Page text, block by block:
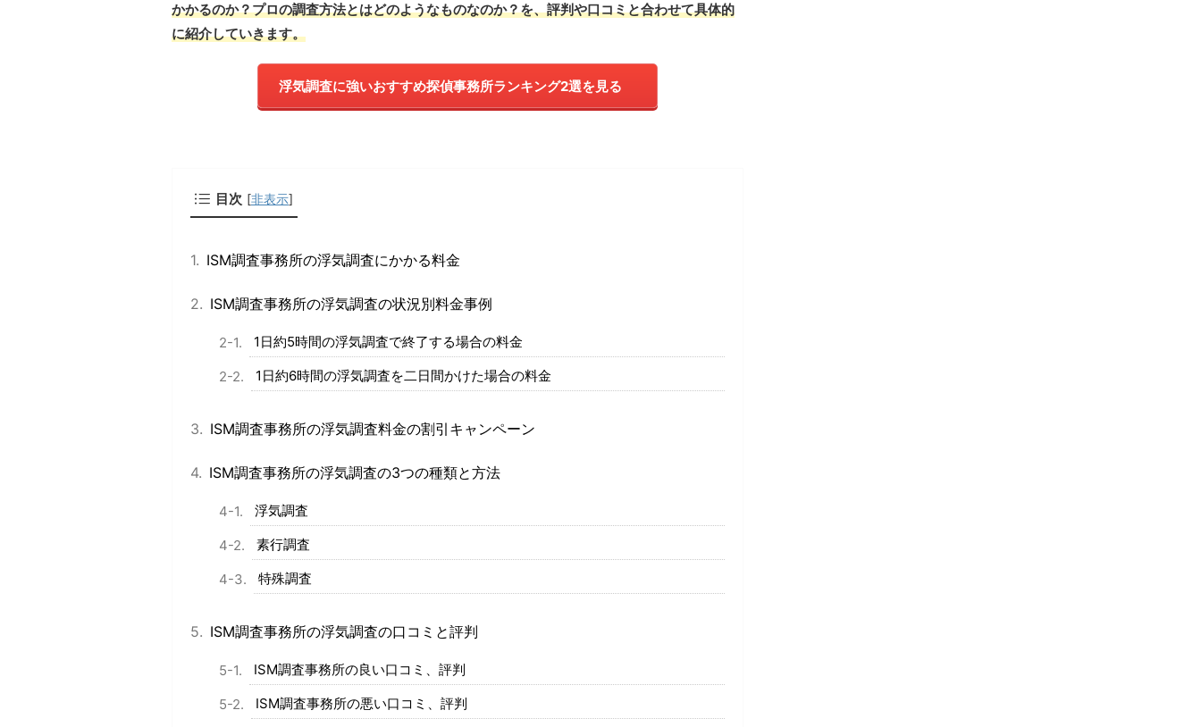
かかるのか？プロの調査方法とはどのようなものなのか？を、評判や口コミと合わせて具体的
に紹介していきます。
浮気調査に強いおすすめ探偵事務所ランキング2選を見る
目次 [非表示]
ISM調査事務所の浮気調査にかかる料金
ISM調査事務所の浮気調査の状況別料金事例
1日約5時間の浮気調査で終了する場合の料金
1日約6時間の浮気調査を二日間かけた場合の料金
ISM調査事務所の浮気調査料金の割引キャンペーン
ISM調査事務所の浮気調査の3つの種類と方法
浮気調査
素行調査
特殊調査
ISM調査事務所の浮気調査の口コミと評判
ISM調査事務所の良い口コミ、評判
ISM調査事務所の悪い口コミ、評判